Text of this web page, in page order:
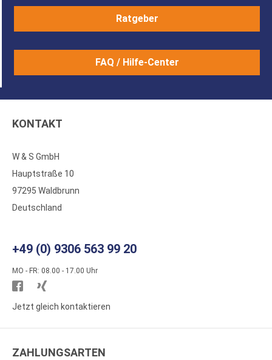
Ratgeber
FAQ / Hilfe-Center
KONTAKT
W & S GmbH
Hauptstraße 10
97295 Waldbrunn
Deutschland
+49 (0) 9306 563 99 20
MO - FR: 08.00 - 17.00 Uhr
Besuchen
Sie
auf
Sie
auf
Jetzt gleich kontaktieren
ZAHLUNGSARTEN